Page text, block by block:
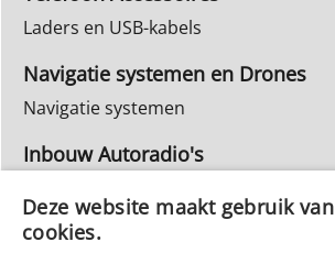
Laders en USB-kabels
Navigatie systemen en Drones
Navigatie systemen
Inbouw Autoradio's
Info Webwinkel
Ruilen & Retourneren
Deze website maakt gebruik van
cookies.